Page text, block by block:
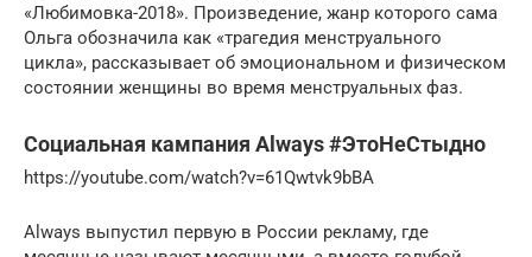
«Любимовка-2018». Произведение, жанр которого сама
Ольга обозначила как «трагедия менструального
цикла», рассказывает об эмоциональном и физическом
состоянии женщины во время менструальных фаз.
Социальная кампания Always #ЭтоНеСтыдно
https://youtube.com/watch?v=61Qwtvk9bBA
Always выпустил первую в России рекламу, где